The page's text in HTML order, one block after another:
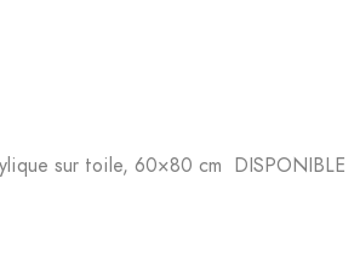
sur toile, 60×80 cm DISPONIBLE